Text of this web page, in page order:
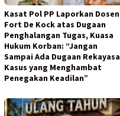
Kasat Pol PP Laporkan Dosen
Fort De Kock atas Dugaan
Penghalangan Tugas, Kuasa
Hukum Korban: “Jangan
Sampai Ada Dugaan Rekayasa
Kasus yang Menghambat
Penegakan Keadilan”